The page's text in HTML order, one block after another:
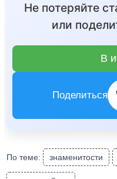
Не потеряйте
или
В
Поделиться
По теме: знаменитости